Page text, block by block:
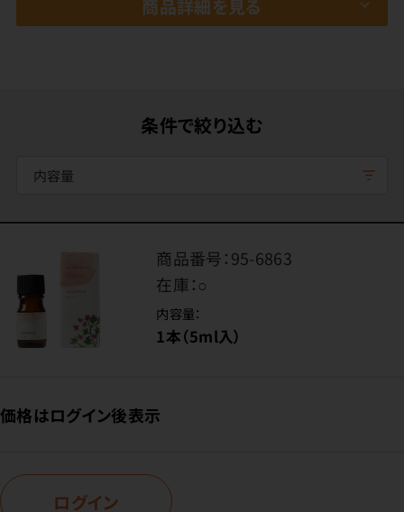
商品詳細を見る
条件で絞り込む
内容量
商品番号：95-6863
在庫：○
内容量：
1本（5ml入）
価格はログイン後表示
ログイン